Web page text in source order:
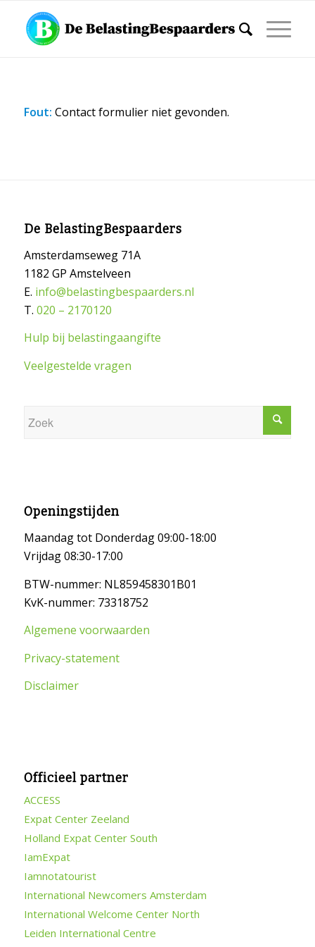
Fout: Contact formulier niet gevonden.
De BelastingBespaarders
Amsterdamseweg 71A
1182 GP Amstelveen
E. info@belastingbespaarders.nl
T. 020 – 2170120
Hulp bij belastingaangifte
Veelgestelde vragen
Openingstijden
Maandag tot Donderdag 09:00-18:00
Vrijdag 08:30-17:00
BTW-nummer: NL859458301B01
KvK-nummer: 73318752
Algemene voorwaarden
Privacy-statement
Disclaimer
Officieel partner
ACCESS
Expat Center Zeeland
Holland Expat Center South
IamExpat
Iamnotatourist
International Newcomers Amsterdam
International Welcome Center North
Leiden International Centre